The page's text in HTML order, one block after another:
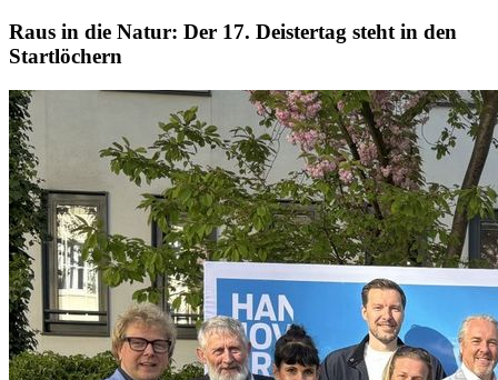
Raus in die Natur: Der 17. Deistertag steht in den
Startlöchern